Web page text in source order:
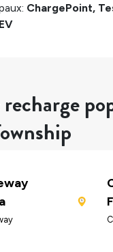
ChargePoint,